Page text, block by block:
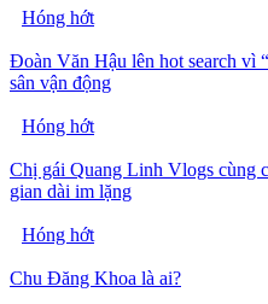
Hóng hớt
Đoàn Văn Hậu lên hot search vì
sân vận động
Hóng hớt
Chị gái Quang Linh Vlogs cùng
gian dài im lặng
Hóng hớt
Chu Đăng Khoa là ai?